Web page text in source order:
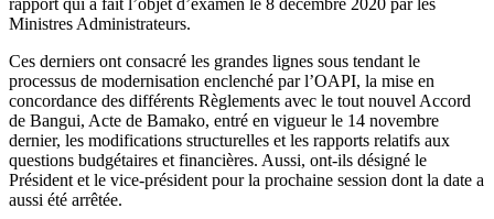
Ministres Administrateurs.
Ces derniers ont consacré les grandes lignes sous tendant le
processus de modernisation enclenché par l’OAPI, la mise en
concordance des différents Règlements avec le tout nouvel Accord
de Bangui, Acte de Bamako, entré en vigueur le 14 novembre
dernier, les modifications structurelles et les rapports relatifs aux
questions budgétaires et financières. Aussi, ont-ils désigné le
Président et le vice-président pour la prochaine session dont la date a
aussi été arrêtée.